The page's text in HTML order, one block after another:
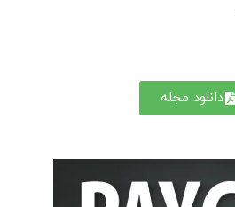
دانلود مجله